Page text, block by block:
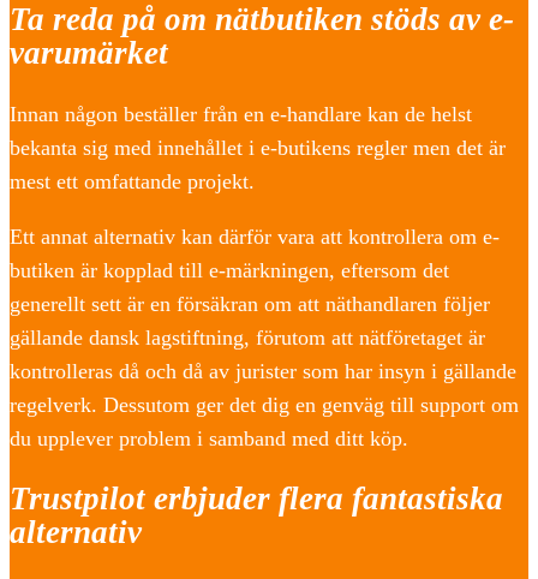
Ta reda på om nätbutiken stöds av e-
varumärket
Innan någon beställer från en e-handlare kan de helst
bekanta sig med innehållet i e-butikens regler men det är
mest ett omfattande projekt.
Ett annat alternativ kan därför vara att kontrollera om e-
butiken är kopplad till e-märkningen, eftersom det
generellt sett är en försäkran om att näthandlaren följer
gällande dansk lagstiftning, förutom att nätföretaget är
kontrolleras då och då av jurister som har insyn i gällande
regelverk. Dessutom ger det dig en genväg till support om
du upplever problem i samband med ditt köp.
Trustpilot erbjuder flera fantastiska
alternativ